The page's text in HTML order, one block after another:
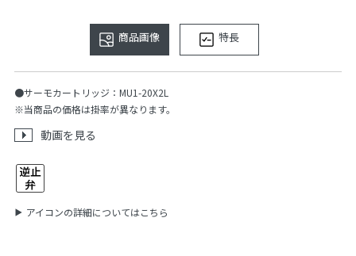
商品画像 特長
●サーモカートリッジ：MU1-20X2L
※当商品の価格は掛率が異なります。
動画を見る
アイコンの詳細についてはこちら